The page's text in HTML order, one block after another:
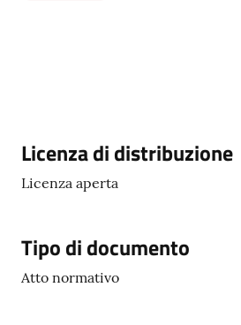
Tutti
gli
argomenti...
Seguici
su
Descrizione
Licenza di distribuzione
Licenza aperta
Tipo di documento
Atto normativo